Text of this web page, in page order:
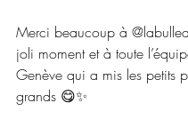
Merci beaucoup à
joli moment et à toute
Genève qui a mis les petits
grands 😋✨